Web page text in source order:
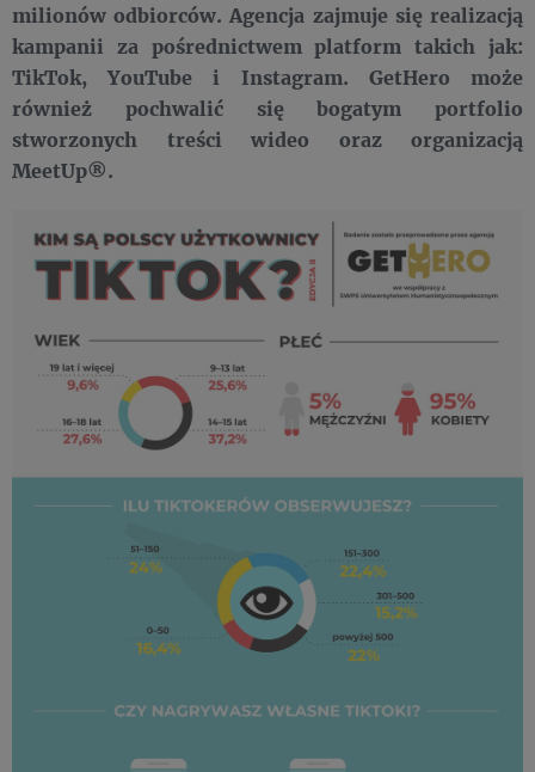
milionów odbiorców. Agencja zajmuje się realizacją
kampanii za pośrednictwem platform takich jak:
TikTok, YouTube i Instagram. GetHero może
również pochwalić się bogatym portfolio
stworzonych treści wideo oraz organizacją
MeetUp®.